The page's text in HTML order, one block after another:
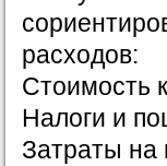
расходов:
Стоимость
Налоги и
Затраты на